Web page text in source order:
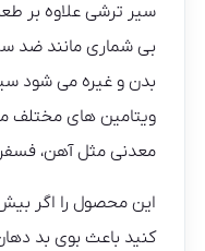
سیر ترشی علاوه بر
بی شماری مانند ضد
بدن و غیره می شود
ویتامین های مختلف
معدنی مثل آهن،
این محصول را اگر
کنید باعث بوی بد